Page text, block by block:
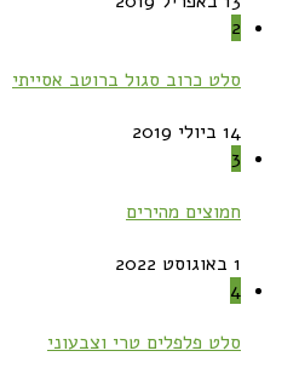
2
סלט כרוב סגול ברוטב אסייתי
14 ביולי 2019
3
חמוצים מהירים
1 באוגוסט 2022
4
סלט פלפלים טרי וצבעוני